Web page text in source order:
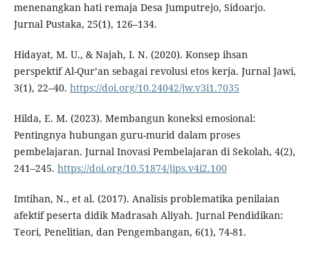
menenangkan hati remaja Desa Jumputrejo, Sidoarjo.
Jurnal Pustaka, 25(1), 126–134.
Hidayat, M. U., & Najah, I. N. (2020). Konsep ihsan
perspektif Al-Qur’an sebagai revolusi etos kerja. Jurnal Jawi,
3(1), 22–40. https://doi.org/10.24042/jw.v3i1.7035
Hilda, E. M. (2023). Membangun koneksi emosional:
Pentingnya hubungan guru-murid dalam proses
pembelajaran. Jurnal Inovasi Pembelajaran di Sekolah, 4(2),
241–245. https://doi.org/10.51874/jips.v4i2.100
Imtihan, N., et al. (2017). Analisis problematika penilaian
afektif peserta didik Madrasah Aliyah. Jurnal Pendidikan:
Teori, Penelitian, dan Pengembangan, 6(1), 74-81.